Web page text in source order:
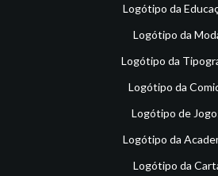
Logótipo da
Logótipo da
Logótipo da
Logótipo da
Logótipo de
Logótipo da
Logótipo da